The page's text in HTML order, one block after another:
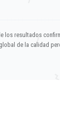
los resultados
de la calidad